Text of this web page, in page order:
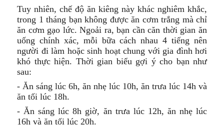
Tuy nhiên, chế độ ăn kiêng này khác nghiêm khắc,
trong 1 tháng bạn không được ăn cơm trắng mà chỉ
ăn cơm gạo lức. Ngoải ra, bạn cần căn thời gian ăn
uống chính xác, mỗi bữa cách nhau 4 tiếng nên
người đi làm hoặc sinh hoạt chung với gia đình hơi
khó thực hiện. Thời gian biểu gợi ý cho bạn như
sau:
- Ăn sáng lúc 6h, ăn nhẹ lúc 10h, ăn trưa lúc 14h và
ăn tối lúc 18h.
- Ăn sáng lúc 8h giờ, ăn trưa lúc 12h, ăn nhẹ lúc
16h và ăn tối lúc 20h.